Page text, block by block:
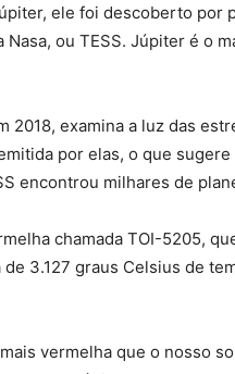
ele foi descoberto por
ou TESS. Júpiter é o
2018, examina a luz das
por elas, o que
encontrou milhares de
chamada TOI-5205,
3.127 graus Celsius de
vermelha que o nosso